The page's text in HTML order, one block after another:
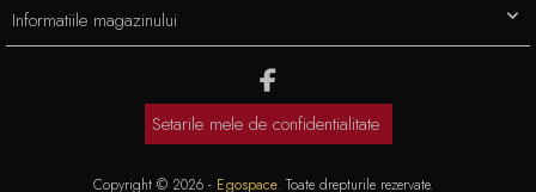
Informatiile magazinului
Setarile mele de confidentialitate
Copyright © 2026 - Egospace. Toate drepturile rezervate.